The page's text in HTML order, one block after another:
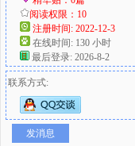
阅读权限：10
注册时间: 2022-12-3
在线时间: 130 小时
最后登录: 2026-8-2
联系方式:
发消息